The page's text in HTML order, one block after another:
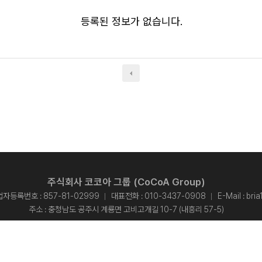
등록된 정보가 없습니다.
주식회사 코코아 그룹 (CoCoA Group)
자등록번호 : 857-81-02999 대표전화 : 010-3437-0908 E-Mail :
주소 : 충청남도 공주시 계룡면 고비고개길 10-7 (내흥리 57-5)